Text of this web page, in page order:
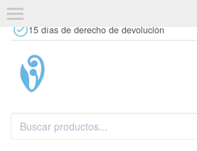
15 días de derecho de devolución